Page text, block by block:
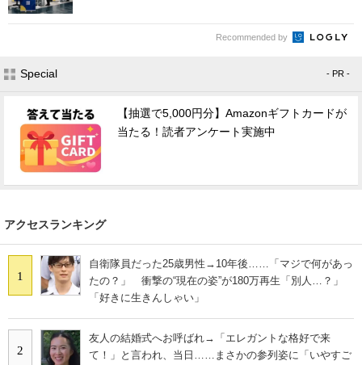
Recommended by
Special - PR -
【抽選で5,000円分】Amazonギフトカードが
当たる！読者アンケート実施中
アクセスランキング
1
自衛隊員だった25歳男性→10年後……「マジで何があっ
たの？」 衝撃の“現在の姿”が180万再生「別人…？」
「好きに生きんしゃい」
2
友人の結婚式へお呼ばれ→「エレガントな格好で来
て！」と言われ、当日……まさかの参列姿に「いやすご